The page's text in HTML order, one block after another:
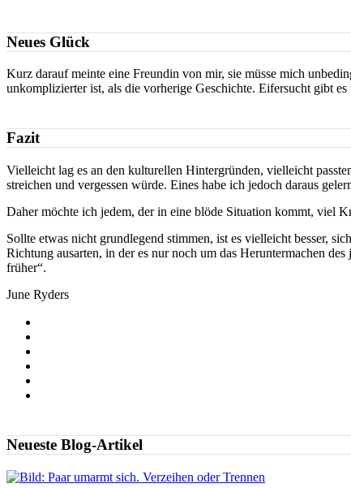
Neues Glück
Kurz darauf meinte eine Freundin von mir, sie müsse mich
unkomplizierter ist, als die vorherige Geschichte. Eifersucht gibt
Fazit
Vielleicht lag es an den kulturellen Hintergründen, vielleicht
streichen und vergessen würde. Eines habe ich jedoch daraus
Daher möchte ich jedem, der in eine blöde Situation kommt, viel
Sollte etwas nicht grundlegend stimmen, ist es vielleicht besser,
Richtung ausarten, in der es nur noch um das Heruntermachen
früher“.
June Ryders
Neueste Blog-Artikel